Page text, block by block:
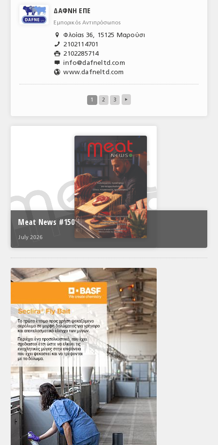
ΔΑΦΝΗ ΕΠΕ
Εμπορικός Αντιπρόσωπος

Φλοίας 36, 15125 Μαρούσι
📞 2102114701
 2102285714
 info@dafneltd.com
🌎 www.dafneltd.com
1 2 3 ▸
Meat News #150
July 2026